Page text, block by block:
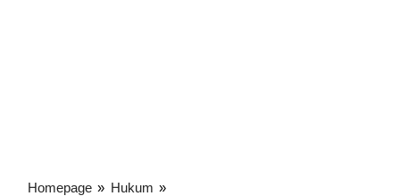
Homepage » Hukum »